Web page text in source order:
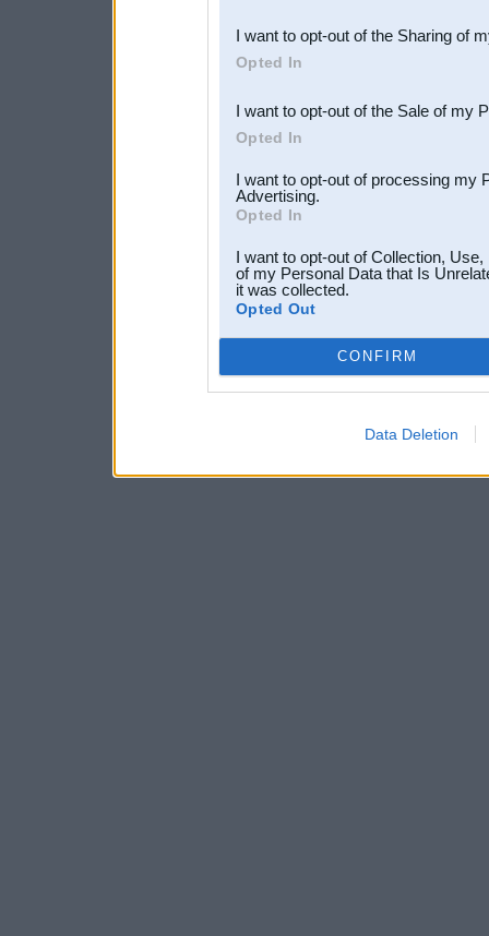
Downstream Participants
third parties.
I want to opt-out of the Sharing of
Opted In
I want to opt-out of the Sale of my
Opted In
I want to opt-out of processing my
Advertising.
Opted In
I want to opt-out of Collection,
of my Personal Data that Is
it was collected.
Opted Out
CONFIRM
Data Deletion